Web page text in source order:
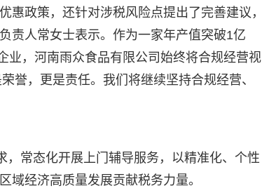
惠政策，还针对涉税风险点提出了完善建议，
责人常女士表示。作为一家年产值突破1亿
业，河南雨众食品有限公司始终将合规经营视
誉，更是责任。我们将继续坚持合规经营、
，常态化开展上门辅导服务，以精准化、个性
域经济高质量发展贡献税务力量。